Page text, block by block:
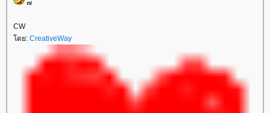
๗
CW
ดย: CreativeWay